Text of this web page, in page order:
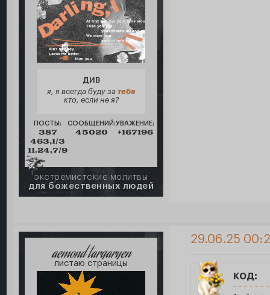
ДИВ
я, я всегда буду за тебя
кто, если не я?
ПОСТЫ:
387
463,1/3
11.24,7/9
СООБЩЕНИЙ:
45020
УВАЖЕНИЕ:
+167196
экстремистские молитвы
для божественных людей
aemond targaryen
листаю страницы
29.06.25
код: